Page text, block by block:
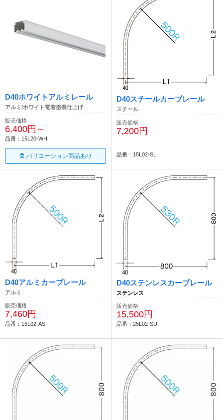
D40ホワイトアルミレール
アルミ/ホワイト電着塗装仕上げ
販売価格
6,400円～
品番：15L20-WH
バリエーション商品あり
D40スチールカーブレール
スチール
販売価格
7,200円
品番：15L02-SL
D40アルミカーブレール
アルミ
販売価格
7,460円
品番：15L02-AS
D40ステンレスカーブレール
ステンレス
販売価格
15,500円
品番：25L02-SU